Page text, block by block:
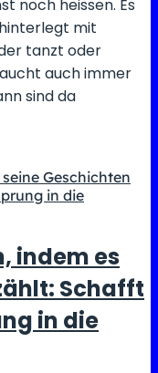
noch heissen. Es
mit
tanzt oder
auch immer
sind da
indem es
Schafft
in die